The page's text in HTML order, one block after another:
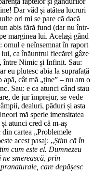
Dar văd și atâtea lucruri
ori mi se pare că dacă
abis fără fund (dar nu într-
marginea lui. Același gând
omul e neînsemnat în raport
ca înăuntrul fiecărei gâze
între Nimic și Infinit. Sau:
eu plutesc abia la suprafață
apă, cât mă „ține” – nu am o
Sau: e ca atunci când stau
de jur împrejur, se vede
dealuri, păduri și asta
mă sperie imensitatea
atunci cred că m-aș
cartea „Problemele
acest pasaj: „Știm că în
cum este el. Dumnezeu
ne smerească, prin
care depășesc